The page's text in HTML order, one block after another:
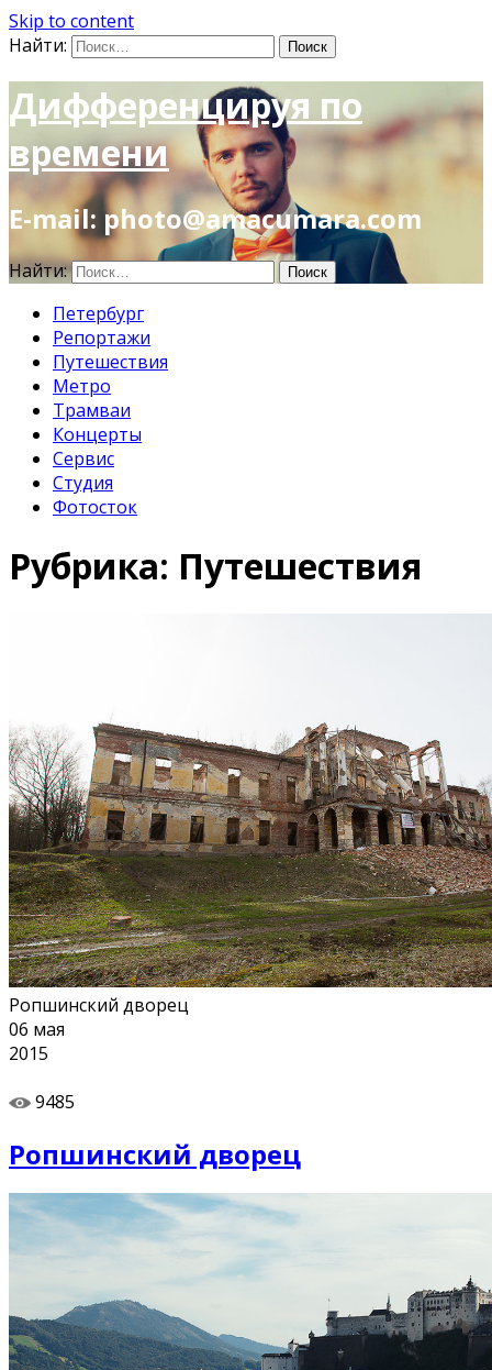
Skip to content
Найти:
Дифференцируя по
времени
E-mail: photo@amacumara.com
Найти:
Петербург
Репортажи
Путешествия
Метро
Трамваи
Концерты
Сервис
Студия
Фотосток
Рубрика: Путешествия
Ропшинский дворец
06 мая
2015
9485
Ропшинский дворец